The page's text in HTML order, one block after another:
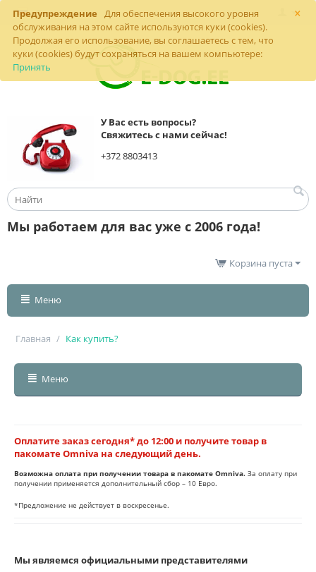
×
Предупреждение
Для обеспечения высокого уровня
обслуживания на этом сайте используются куки (cookies).
Продолжая его использование, вы соглашаетесь с тем, что
куки (cookies) будут сохраняться на вашем компьютере:
Принять
У Вас есть вопросы?
Свяжитесь с нами сейчас!
+372 8803413
Мы работаем для вас уже с 2006 года!
Корзина пуста
Меню
Главная / Как купить?
Меню
Оплатите заказ сегодня* до 12:00 и получите товар в
пакомате Omniva на следующий день.
Возможна оплата при получении товара в пакомате Omniva. За оплату при
получении применяется дополнительный сбор – 10 Евро.
*Предложение не действует в воскресенье.
Мы являемся официальными представителями